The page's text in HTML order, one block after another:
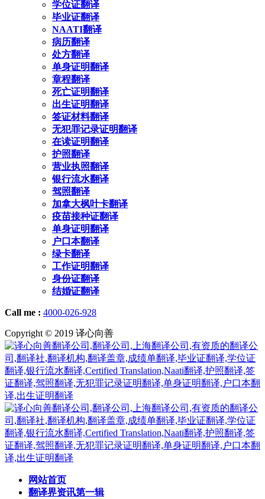
学位证翻译
毕业证翻译
NAATI翻译
病历翻译
处方翻译
单身证明翻译
章程翻译
死亡证明翻译
出生证明翻译
签证材料翻译
无犯罪记录证明翻译
在读证明翻译
护照翻译
营业执照翻译
银行流水翻译
驾照翻译
加拿大枫叶卡翻译
疫苗接种证翻译
单身证明翻译
户口本翻译
绿卡翻译
工作证明翻译
身份证翻译
结婚证翻译
Call me : 4000-026-928
Copyright © 2019 译心向善
网站首页
翻译界资讯第一辑